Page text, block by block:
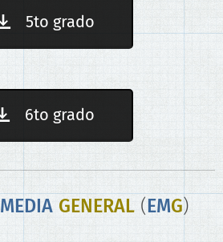
5to grado
6to grado
MEDIA GENERAL(EMG)